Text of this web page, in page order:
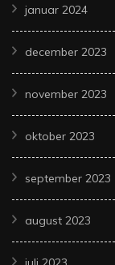
januar 2024
december 2023
november 2023
oktober 2023
september 2023
august 2023